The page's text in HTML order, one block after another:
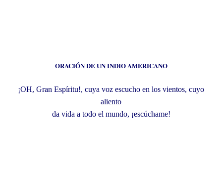
ORACIÓN DE UN INDIO AMERICANO
¡OH, Gran Espíritu!, cuya voz escucho en los vientos, cuyo
aliento
da vida a todo el mundo, ¡escúchame!